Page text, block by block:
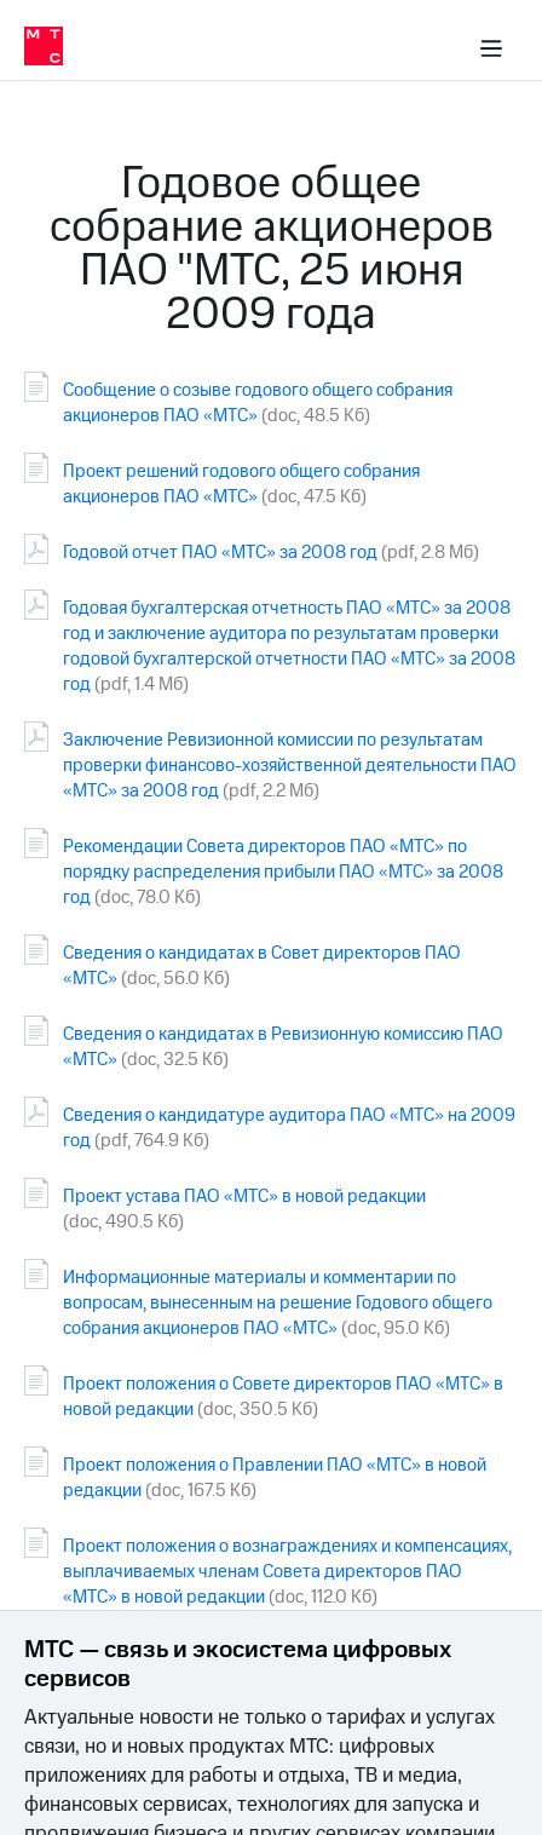
Медиа-центр
и акционерам
Устойчивое развитие
Комплаенс и деловая этика
компании
Карьера
в МТС
История
компании
Правовая
информация
Медиа-центр
релизы
МТС
Интервью
Финансовая
отчетность
Контакты
Новости
и акционерам
Корпоративное
Корпоративный
информации
Информация
Документы
ПАО
"МТС"
акционеров
Личный
акционера
Акционерный
капитал
Контроль
аудит
Рынок
Описание
Программа
Порядок
выкупа
акций
Дивиденды
Рынок
облигаций
Описание
Уведомление
о
погашении
именных
в МТС
Пресс-
релизы
МТС
о технологиях
Годовое общее
собрание акционеров
ПАО "МТС, 25 июня
2009 года
Сообщение о созыве годового общего собрания
акционеров ПАО «МТС» (doc, 48.5 Кб)
Проект решений годового общего собрания
акционеров ПАО «МТС» (doc, 47.5 Кб)
Годовой отчет ПАО «МТС» за 2008 год(pdf, 2.8 Мб)
Годовая бухгалтерская отчетность ПАО «МТС» за 2008
год и заключение аудитора по результатам проверки
годовой бухгалтерской отчетности ПАО «МТС» за 2008
год(pdf, 1.4 Мб)
Заключение Ревизионной комиссии по результатам
проверки финансово-хозяйственной деятельности ПАО
«МТС» за 2008 год(pdf, 2.2 Мб)
Рекомендации Совета директоров ПАО «МТС» по
порядку распределения прибыли ПАО «МТС» за 2008
год(doc, 78.0 Кб)
Сведения о кандидатах в Совет директоров ПАО
«МТС» (doc, 56.0 Кб)
Сведения о кандидатах в Ревизионную комиссию ПАО
«МТС» (doc, 32.5 Кб)
Сведения о кандидатуре аудитора ПАО «МТС» на 2009
год(pdf, 764.9 Кб)
Проект устава ПАО «МТС» в новой редакции
(doc, 490.5 Кб)
Информационные материалы и комментарии по
вопросам, вынесенным на решение Годового общего
собрания акционеров ПАО «МТС» (doc, 95.0 Кб)
Проект положения о Совете директоров ПАО «МТС» в
новой редакции(doc, 350.5 Кб)
Проект положения о Правлении ПАО «МТС» в новой
редакции(doc, 167.5 Кб)
Проект положения о вознаграждениях и компенсациях,
выплачиваемых членам Совета директоров ПАО
«МТС» в новой редакции(doc, 112.0 Кб)
МТС — связь и экосистема цифровых
сервисов
Актуальные новости не только о тарифах и услугах
связи, но и новых продуктах МТС: цифровых
приложениях для работы и отдыха, ТВ и медиа,
финансовых сервисах, технологиях для запуска и